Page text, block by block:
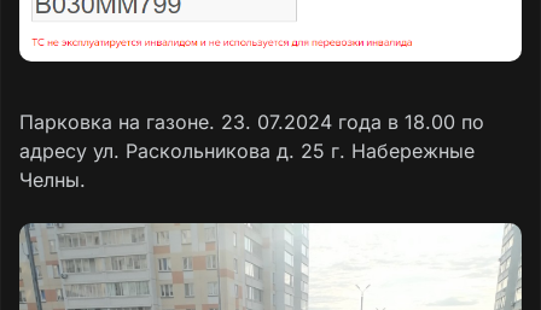
Парковка на газоне. 23. 07.2024 года в 18.00 по
адресу ул. Раскольникова д. 25 г. Набережные
Челны.